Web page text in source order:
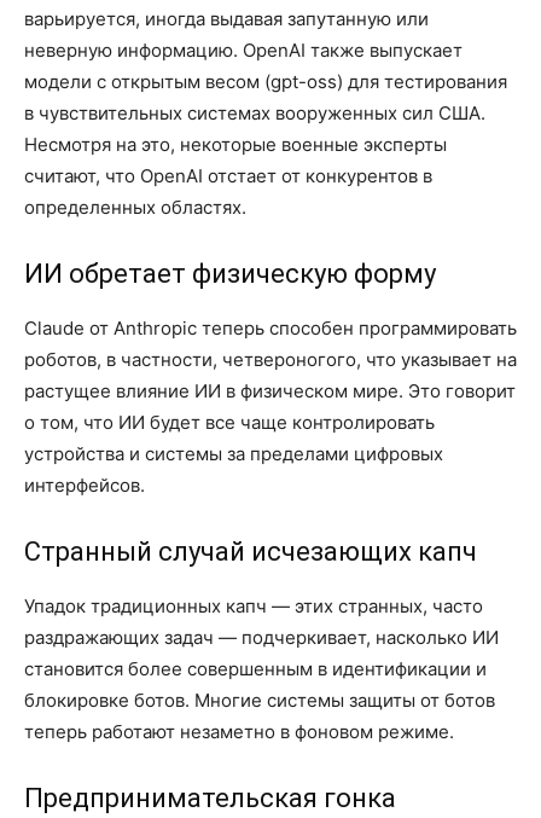
варьируется, иногда выдавая запутанную или
неверную информацию. OpenAI также выпускает
модели с открытым весом (gpt-oss) для тестирования
в чувствительных системах вооруженных сил США.
Несмотря на это, некоторые военные эксперты
считают, что OpenAI отстает от конкурентов в
определенных областях.
ИИ обретает физическую форму
Claude от Anthropic теперь способен программировать
роботов, в частности, четвероногого, что указывает на
растущее влияние ИИ в физическом мире. Это говорит
о том, что ИИ будет все чаще контролировать
устройства и системы за пределами цифровых
интерфейсов.
Странный случай исчезающих капч
Упадок традиционных капч — этих странных, часто
раздражающих задач — подчеркивает, насколько ИИ
становится более совершенным в идентификации и
блокировке ботов. Многие системы защиты от ботов
теперь работают незаметно в фоновом режиме.
Предпринимательская гонка